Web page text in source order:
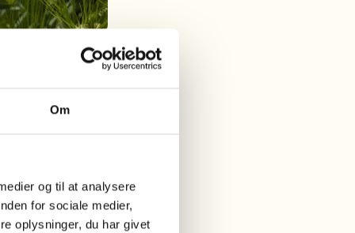
Om
og til at analysere
for sociale medier,
oplysninger, du har givet
kendes på
en halv og
på den